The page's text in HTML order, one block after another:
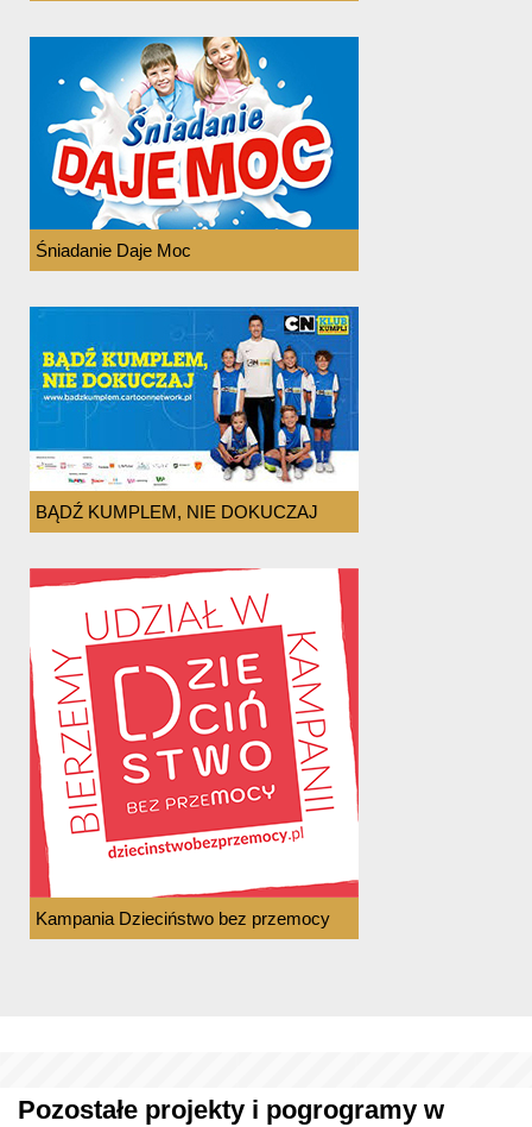
Śniadanie Daje Moc
BĄDŹ KUMPLEM, NIE DOKUCZAJ
Kampania Dzieciństwo bez przemocy
Pozostałe projekty i pogrogramy w